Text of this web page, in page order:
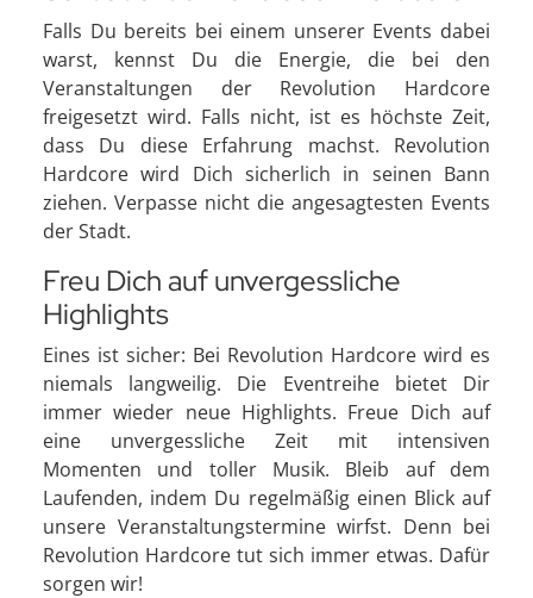
Falls Du bereits bei einem unserer Events dabei
warst, kennst Du die Energie, die bei den
Veranstaltungen der Revolution Hardcore
freigesetzt wird. Falls nicht, ist es höchste Zeit,
dass Du diese Erfahrung machst. Revolution
Hardcore wird Dich sicherlich in seinen Bann
ziehen. Verpasse nicht die angesagtesten Events
der Stadt.
Freu Dich auf unvergessliche
Highlights
Eines ist sicher: Bei Revolution Hardcore wird es
niemals langweilig. Die Eventreihe bietet Dir
immer wieder neue Highlights. Freue Dich auf
eine unvergessliche Zeit mit intensiven
Momenten und toller Musik. Bleib auf dem
Laufenden, indem Du regelmäßig einen Blick auf
unsere Veranstaltungstermine wirfst. Denn bei
Revolution Hardcore tut sich immer etwas. Dafür
sorgen wir!